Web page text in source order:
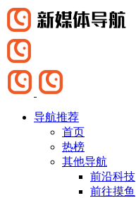
导航推荐
首页
热榜
其他导航
前沿科技
前往摸鱼